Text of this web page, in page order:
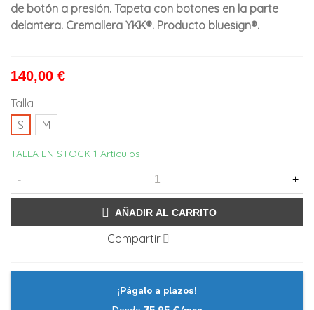
de botón a presión. Tapeta con botones en la parte
delantera. Cremallera YKK®. Producto bluesign®.
140,00 €
Talla
S
M
TALLA EN STOCK 1 Artículos
- +
AÑADIR AL CARRITO
Compartir